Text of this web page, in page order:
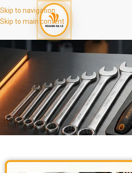
Skip to navigation
Skip to main content